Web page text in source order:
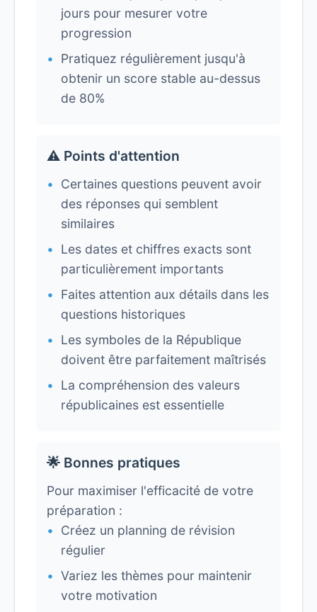
jours pour mesurer votre
progression
Pratiquez régulièrement jusqu'à
obtenir un score stable au-dessus
de 80%
⚠️ Points d'attention
Certaines questions peuvent avoir
des réponses qui semblent
similaires
Les dates et chiffres exacts sont
particulièrement importants
Faites attention aux détails dans les
questions historiques
Les symboles de la République
doivent être parfaitement maîtrisés
La compréhension des valeurs
républicaines est essentielle
🌟 Bonnes pratiques
Pour maximiser l'efficacité de votre
préparation :
Créez un planning de révision
régulier
Variez les thèmes pour maintenir
votre motivation